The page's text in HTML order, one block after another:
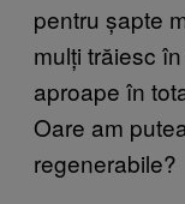
pentru șapte
mulți trăiesc
aproape în
Oare am
regenerabile?